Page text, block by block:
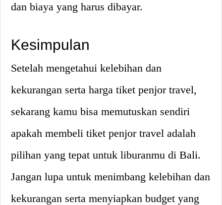
dan biaya yang harus dibayar.
Kesimpulan
Setelah mengetahui kelebihan dan
kekurangan serta harga tiket penjor travel,
sekarang kamu bisa memutuskan sendiri
apakah membeli tiket penjor travel adalah
pilihan yang tepat untuk liburanmu di Bali.
Jangan lupa untuk menimbang kelebihan dan
kekurangan serta menyiapkan budget yang